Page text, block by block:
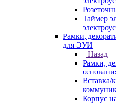
Таймер
Рамки,
для ЭУИ
Назад
Рамки,
Вставка/
Корпус